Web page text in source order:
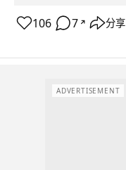
106 7 ↗ 分享
ADVERTISEMENT